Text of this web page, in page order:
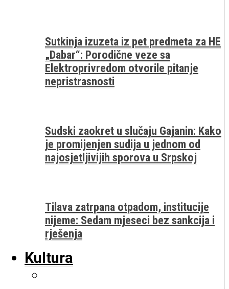
Sutkinja izuzeta iz pet predmeta za HE
„Dabar“: Porodične veze sa
Elektroprivredom otvorile pitanje
nepristrasnosti
Sudski zaokret u slučaju Gajanin: Kako
je promijenjen sudija u jednom od
najosjetljivijih sporova u Srpskoj
Tilava zatrpana otpadom, institucije
nijeme: Sedam mjeseci bez sankcija i
rješenja
Kultura